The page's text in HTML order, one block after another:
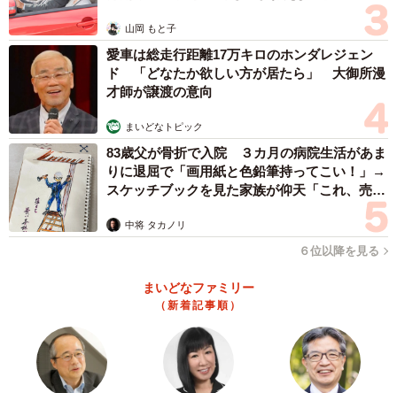
山岡 もと子
愛車は総走行距離17万キロのホンダレジェン
ド 「どなたか欲しい方が居たら」 大御所漫
才師が譲渡の意向
まいどなトピック
83歳父が骨折で入院 ３カ月の病院生活があま
りに退屈で「画用紙と色鉛筆持ってこい！」→
スケッチブックを見た家族が仰天「これ、売れ
中将 タカノリ
６位以降を見る
まいどなファミリー
（新着記事順）